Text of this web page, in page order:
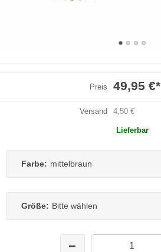
Preis 49,95 €*
Versand 4,50 €
Lieferbar
Farbe: mittelbraun
Größe: Bitte wählen